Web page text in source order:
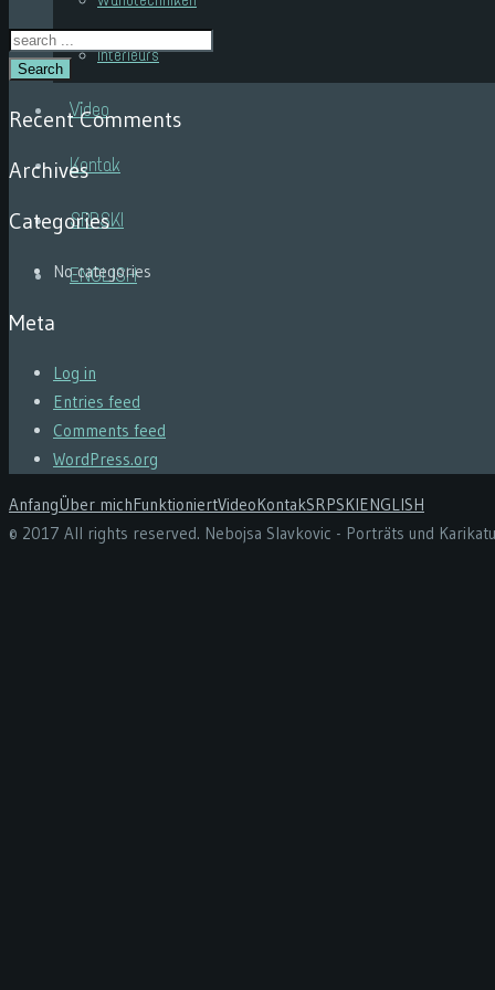
Interieurs
Video
Kontak
SRPSKI
ENGLISH
Search
Recent Comments
Archives
Categories
No categories
Meta
Log in
Entries feed
Comments feed
WordPress.org
AnfangÜber michFunktioniertVideoKontakSRPSKIENGLISH
© 2017 All rights reserved. Nebojsa Slavkovic - Porträts und